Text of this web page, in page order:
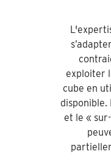
exploiter
cube en
disponible.
et le «